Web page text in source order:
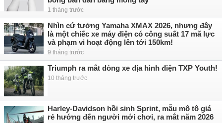
1 tháng trước
Nhìn cứ tưởng Yamaha XMAX 2026, nhưng đây
là một chiếc xe máy điện có công suất 17 mã lực
và phạm vi hoạt động lên tới 150km!
9 tháng trước
Triumph ra mắt dòng xe địa hình điện TXP Youth!
10 tháng trước
Harley-Davidson hồi sinh Sprint, mẫu mô tô giá
rẻ hướng đến người mới chơi, ra mắt năm 2026